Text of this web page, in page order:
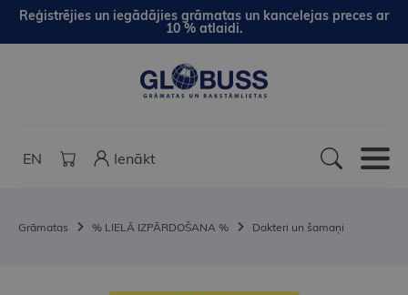
Reģistrējies un iegādājies grāmatas un kancelejas preces ar
10 % atlaidi.
EN Ienākt
Grāmatas % LIELĀ IZPĀRDOŠANA % Dakteri un šamaņi